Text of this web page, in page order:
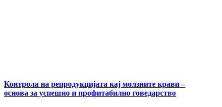
Контрола на репродукцијата кај молзните крави –
основа за успешно и профитабилно говедарство